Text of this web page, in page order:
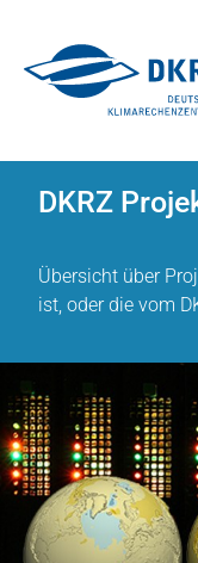
DKRZ
Übersicht über
ist, oder die vom